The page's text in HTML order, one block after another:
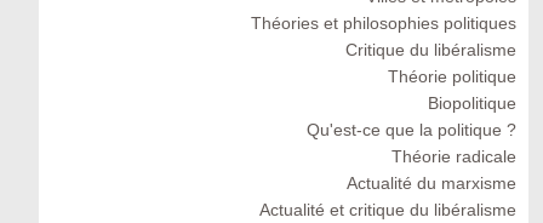
Théories et philosophies politiques
Critique du libéralisme
Théorie politique
Biopolitique
Qu'est-ce que la politique ?
Théorie radicale
Actualité du marxisme
Actualité et critique du libéralisme